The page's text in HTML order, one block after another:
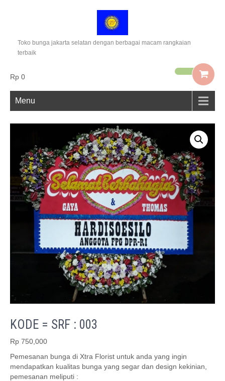
Toko bunga jakarta selatan dengan berbagai macam rangkaian
terbaik
Rp 0
Menu
KODE = SRF : 003
Rp 750,000
Pemesanan bunga di Xtra Florist untuk anda yang ingin
mendapatkan kualitas bunga yang segar dan design kekinian,
pemesanan meliputi :